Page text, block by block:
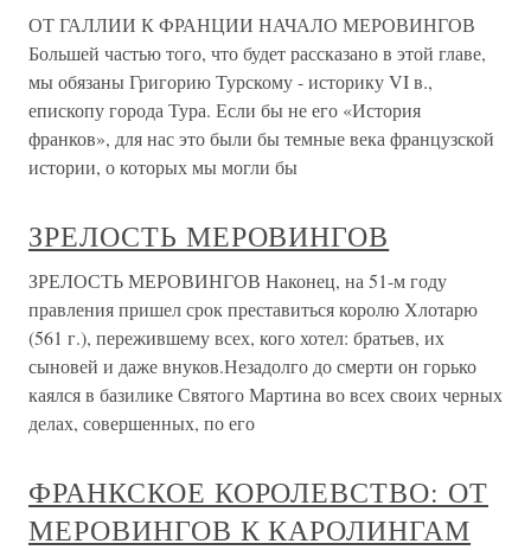
ОТ ГАЛЛИИ К ФРАНЦИИ НАЧАЛО МЕРОВИНГОВ
Большей частью того, что будет рассказано в этой главе,
мы обязаны Григорию Турскому - историку VI в.,
епископу города Тура. Если бы не его «История
франков», для нас это были бы темные века французской
истории, о которых мы могли бы
ЗРЕЛОСТЬ МЕРОВИНГОВ
ЗРЕЛОСТЬ МЕРОВИНГОВ Наконец, на 51-м году
правления пришел срок преставиться королю Хлотарю
(561 г.), пережившему всех, кого хотел: братьев, их
сыновей и даже внуков.Незадолго до смерти он горько
каялся в базилике Святого Мартина во всех своих черных
делах, совершенных, по его
ФРАНКСКОЕ КОРОЛЕВСТВО: ОТ
МЕРОВИНГОВ К КАРОЛИНГАМ